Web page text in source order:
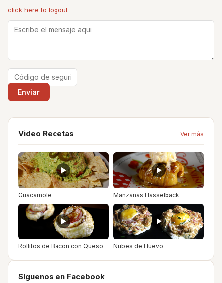
click here to logout
Video Recetas Ver más
Guacamole Manzanas Hasselback
Rollitos de Bacon con Queso Nubes de Huevo
Síguenos en Facebook